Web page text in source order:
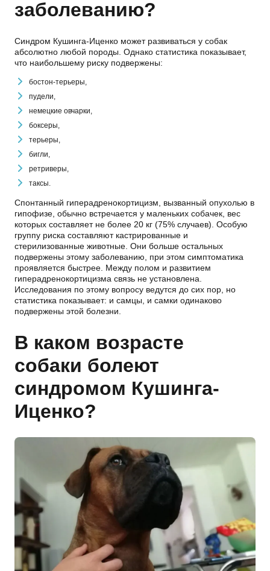
заболеванию?
Синдром Кушинга-Иценко может развиваться у собак
абсолютно любой породы. Однако статистика показывает,
что наибольшему риску подвержены:
бостон-терьеры,
пудели,
немецкие овчарки,
боксеры,
терьеры,
бигли,
ретриверы,
таксы.
Спонтанный гиперадренокортицизм, вызванный опухолью в
гипофизе, обычно встречается у маленьких собачек, вес
которых составляет не более 20 кг (75% случаев). Особую
группу риска составляют кастрированные и
стерилизованные животные. Они больше остальных
подвержены этому заболеванию, при этом симптоматика
проявляется быстрее. Между полом и развитием
гиперадренокортицизма связь не установлена.
Исследования по этому вопросу ведутся до сих пор, но
статистика показывает: и самцы, и самки одинаково
подвержены этой болезни.
В каком возрасте
собаки болеют
синдромом Кушинга-
Иценко?